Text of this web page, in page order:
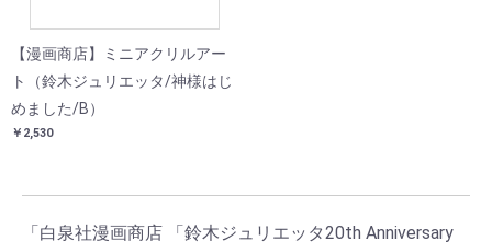
【漫画商店】ミニアクリルアー
ト（鈴木ジュリエッタ/神様はじ
めました/B）
￥2,530
「白泉社漫画商店 「鈴木ジュリエッタ20th Anniversary